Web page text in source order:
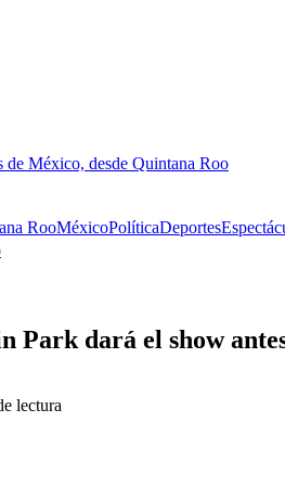
de México, desde Quintana Roo
RooMéxicoPolíticaDeportes
Park dará el show
lectura